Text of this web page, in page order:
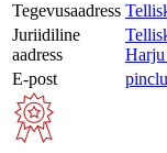
Tegevusaadress
Juriidiline
aadress
Harju
E-post